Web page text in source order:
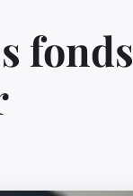
fonds